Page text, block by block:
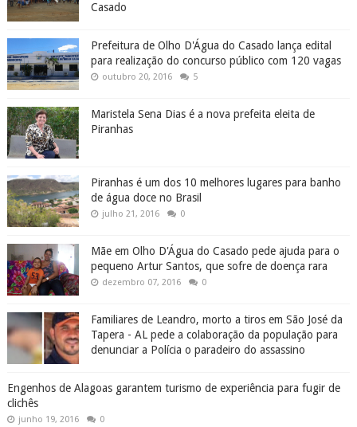
Casado
Prefeitura de Olho D'Água do Casado lança edital
para realização do concurso público com 120 vagas
outubro 20, 2016 5
Maristela Sena Dias é a nova prefeita eleita de
Piranhas
Piranhas é um dos 10 melhores lugares para banho
de água doce no Brasil
julho 21, 2016 0
Mãe em Olho D'Água do Casado pede ajuda para o
pequeno Artur Santos, que sofre de doença rara
dezembro 07, 2016 0
Familiares de Leandro, morto a tiros em São José da
Tapera - AL pede a colaboração da população para
denunciar a Polícia o paradeiro do assassino
Engenhos de Alagoas garantem turismo de experiência para fugir de
clichês
junho 19, 2016 0